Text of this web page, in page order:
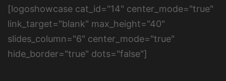
[logoshowcase cat_id="14" center_mode="true"
link_target="blank" max_height="40"
slides_column="6" center_mode="true"
hide_border="true" dots="false"]